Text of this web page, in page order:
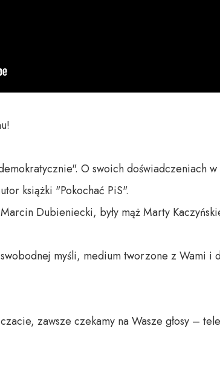
O swoich doświadczeniach
książki "Pokochać PiS".
Dubieniecki, były mąż Marty
myśli, medium tworzone z Wami i
zawsze czekamy na Wasze głosy –